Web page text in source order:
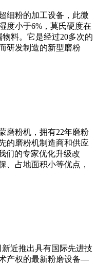
细粉的加工设备，此微
度小于6%，莫氏硬度在
料。它是经过20多次的
研发制造的新型磨粉
磨粉机，拥有22年磨粉
的磨粉机制造商和供应
们的专家优化升级改
、占地面积小等优点，
近推出具有国际先进技
产权的最新粉磨设备—